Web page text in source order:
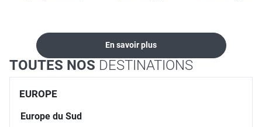
En savoir plus
TOUTES NOS DESTINATIONS
EUROPE
Europe du Sud